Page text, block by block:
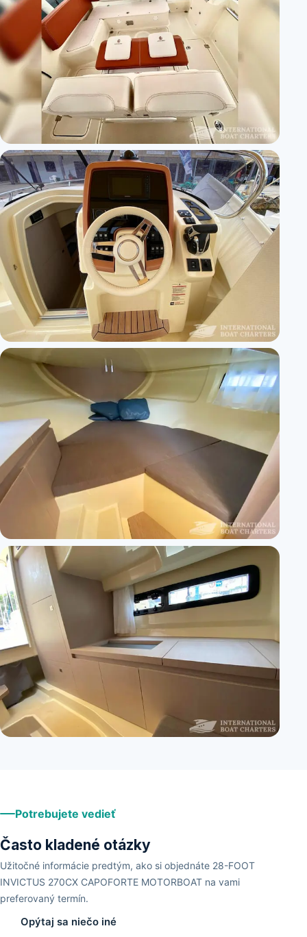
Potrebujete vedieť
Často kladené otázky
Užitočné informácie predtým, ako si objednáte 28-FOOT
INVICTUS 270CX CAPOFORTE MOTORBOAT na vami
preferovaný termín.
Opýtaj sa niečo iné